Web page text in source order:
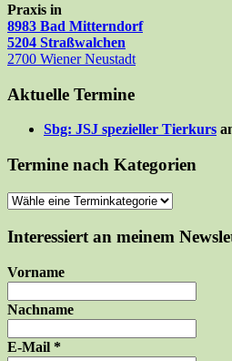
Praxis in
8983 Bad Mitterndorf
5204 Straßwalchen
2700 Wiener Neustadt
Aktuelle Termine
Sbg: JSJ spezieller Tierkurs
Termine nach Kategorien
Interessiert an meinem
Vorname
Nachname
E-Mail *